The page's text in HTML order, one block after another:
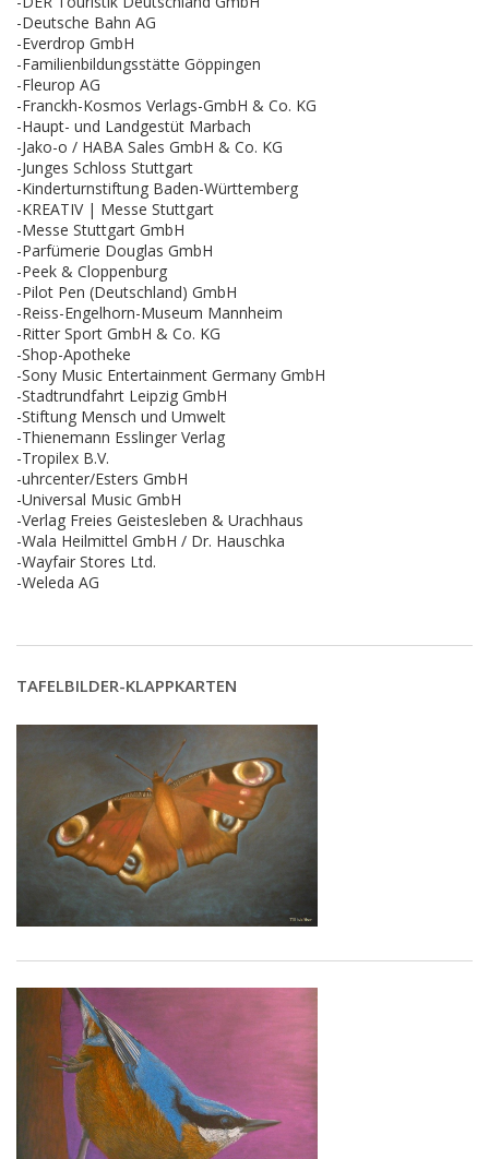
-Deutsche Bahn AG
-Everdrop GmbH
-Familienbildungsstätte Göppingen
-Fleurop AG
-Franckh-Kosmos Verlags-GmbH & Co. KG
-Haupt- und Landgestüt Marbach
-Jako-o / HABA Sales GmbH & Co. KG
-Junges Schloss Stuttgart
-Kinderturnstiftung Baden-Württemberg
-KREATIV | Messe Stuttgart
-Messe Stuttgart GmbH
-Parfümerie Douglas GmbH
-Peek & Cloppenburg
-Pilot Pen (Deutschland) GmbH
-Reiss-Engelhorn-Museum Mannheim
-Ritter Sport GmbH & Co. KG
-Shop-Apotheke
-Sony Music Entertainment Germany GmbH
-Stadtrundfahrt Leipzig GmbH
-Stiftung Mensch und Umwelt
-Thienemann Esslinger Verlag
-Tropilex B.V.
-uhrcenter/Esters GmbH
-Universal Music GmbH
-Verlag Freies Geistesleben & Urachhaus
-Wala Heilmittel GmbH / Dr. Hauschka
-Wayfair Stores Ltd.
-Weleda AG
TAFELBILDER-KLAPPKARTEN